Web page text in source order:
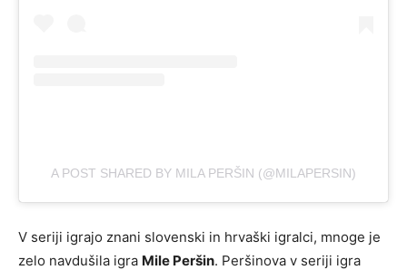
A POST SHARED BY MILA PERŠIN (@MILAPERSIN)
V seriji igrajo znani slovenski in hrvaški igralci, mnoge je
zelo navdušila igra Mile Peršin. Peršinova v seriji igra